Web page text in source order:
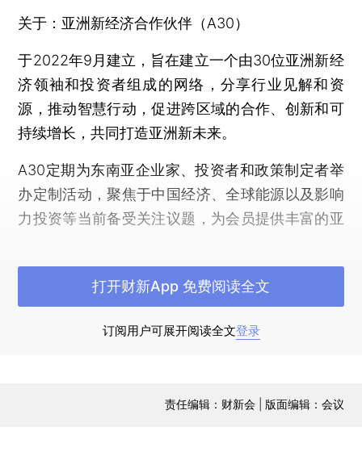
关于：亚洲新经济合作伙伴（A30）
于2022年9月建立，旨在建立一个由30位亚洲新经
济领袖和投资者组成的网络，分享行业见解和资
源，推动智慧行动，促进跨区域的合作、创新和可
持续增长，共同打造亚洲新未来。
A30定期为东南亚企业家、投资者和政策制定者举
办定制活动，聚焦于中国经济、全球能源以及影响
力投资等当前备受关注议题，为会员提供丰富的亚
也为会员提供专属的亚洲新经济周报，分享东南亚
最新的市场趋势和投资机会。
垂询合作：cassieren@caixin.com
订阅用户可展开阅读全文登录
打开财新App 免费阅读全文
责任编辑：财新会 | 版面编辑：会议